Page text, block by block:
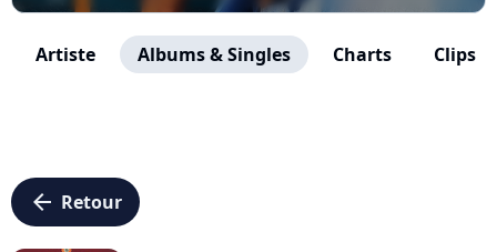
Artiste Albums & Singles Charts Clips
arrow_left Retour